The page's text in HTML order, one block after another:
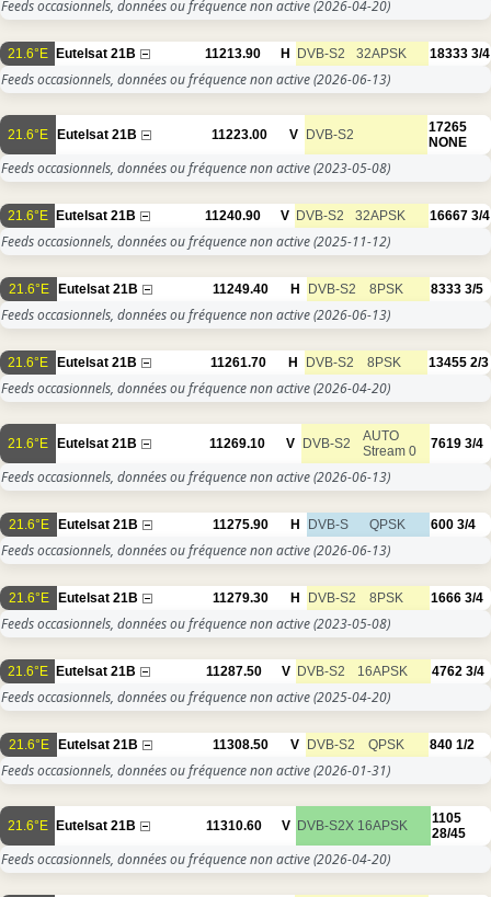
Feeds occasionnels, données ou fréquence non active(2026-04-20)
21.6°E Eutelsat 21B 11213.90 H DVB-S2 32APSK 18333 3/4
Feeds occasionnels, données ou fréquence non active(2026-06-13)
21.6°E Eutelsat 21B 11223.00 V DVB-S2
17265
NONE
Feeds occasionnels, données ou fréquence non active(2023-05-08)
21.6°E Eutelsat 21B 11240.90 V DVB-S2 32APSK 16667 3/4
Feeds occasionnels, données ou fréquence non active(2025-11-12)
21.6°E Eutelsat 21B 11249.40 H DVB-S2 8PSK 8333 3/5
Feeds occasionnels, données ou fréquence non active(2026-06-13)
21.6°E Eutelsat 21B 11261.70 H DVB-S2 8PSK 13455 2/3
Feeds occasionnels, données ou fréquence non active(2026-04-20)
21.6°E Eutelsat 21B 11269.10 V DVB-S2
AUTO
Stream 0
7619 3/4
Feeds occasionnels, données ou fréquence non active(2026-06-13)
21.6°E Eutelsat 21B 11275.90 H DVB-S QPSK 600 3/4
Feeds occasionnels, données ou fréquence non active(2026-06-13)
21.6°E Eutelsat 21B 11279.30 H DVB-S2 8PSK 1666 3/4
Feeds occasionnels, données ou fréquence non active(2023-05-08)
21.6°E Eutelsat 21B 11287.50 V DVB-S2 16APSK 4762 3/4
Feeds occasionnels, données ou fréquence non active(2025-04-20)
21.6°E Eutelsat 21B 11308.50 V DVB-S2 QPSK 840 1/2
Feeds occasionnels, données ou fréquence non active(2026-01-31)
21.6°E Eutelsat 21B 11310.60 V DVB-S2X 16APSK
1105
28/45
Feeds occasionnels, données ou fréquence non active(2026-04-20)